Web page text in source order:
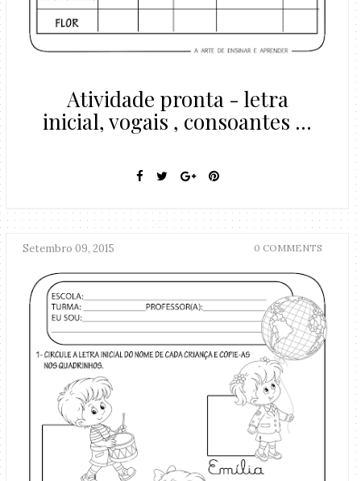
Atividade pronta - letra
inicial, vogais , consoantes ...
Setembro 09, 2015 0 COMMENTS